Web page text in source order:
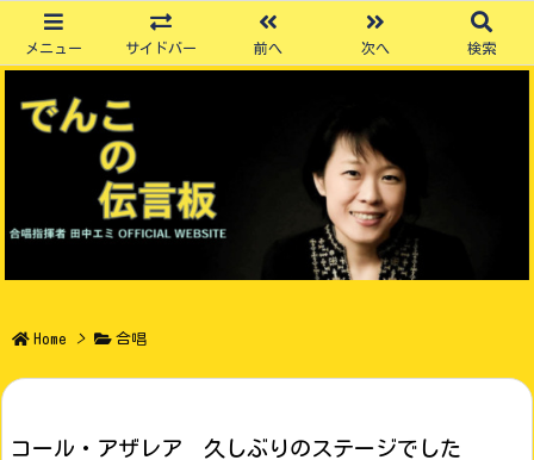
メニュー サイドバー 前へ 次へ 検索
Home > 合唱
コール・アザレア 久しぶりのステージでした